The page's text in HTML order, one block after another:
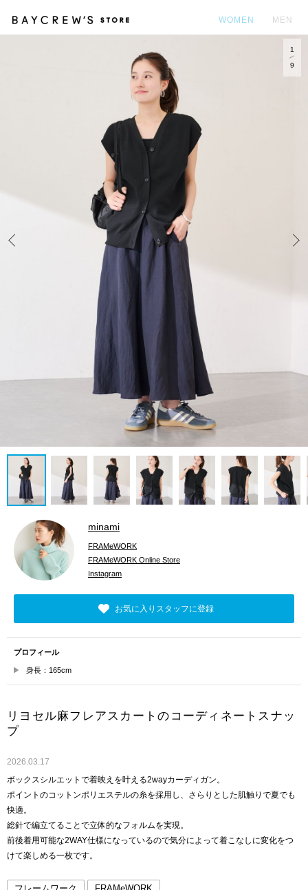
WOMEN MEN
1
9
minami
FRAMeWORK
FRAMeWORK Online Store
Instagram
お気に入りスタッフに登録
プロフィール
身長：165cm
リヨセル麻フレアスカートのコーディネートスナッ
プ
2026.03.17
ボックスシルエットで着映えを叶える2wayカーディガン。
ポイントのコットンポリエステルの糸を採用し、さらりとした肌触りで夏でも
快適。
総針で編立てることで立体的なフォルムを実現。
前後着用可能な2WAY仕様になっているので気分によって着こなしに変化をつ
けて楽しめる一枚です。